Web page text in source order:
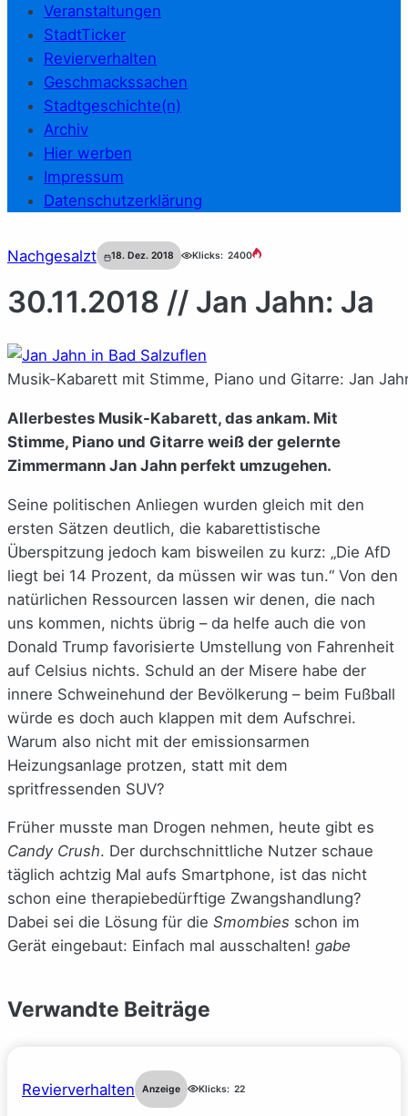
Veranstaltungen
StadtTicker
Revierverhalten
Geschmackssachen
Stadtgeschichte(n)
Archiv
Hier werben
Impressum
Datenschutzerklärung
Nachgesalzt 18. Dez. 2018 Klicks: 2400
30.11.2018 // Jan Jahn: Ja
Musik-Kabarett mit Stimme, Piano und Gitarre: Jan
Allerbestes Musik-Kabarett, das ankam. Mit
Stimme, Piano und Gitarre weiß der gelernte
Zimmermann Jan Jahn perfekt umzugehen.
Seine politischen Anliegen wurden gleich mit den
ersten Sätzen deutlich, die kabarettistische
Überspitzung jedoch kam bisweilen zu kurz: „Die AfD
liegt bei 14 Prozent, da müssen wir was tun.“ Von den
natürlichen Ressourcen lassen wir denen, die nach
uns kommen, nichts übrig – da helfe auch die von
Donald Trump favorisierte Umstellung von Fahrenheit
auf Celsius nichts. Schuld an der Misere habe der
innere Schweinehund der Bevölkerung – beim Fußball
würde es doch auch klappen mit dem Aufschrei.
Warum also nicht mit der emissionsarmen
Heizungsanlage protzen, statt mit dem
spritfressenden SUV?
Früher musste man Drogen nehmen, heute gibt es
Candy Crush. Der durchschnittliche Nutzer schaue
täglich achtzig Mal aufs Smartphone, ist das nicht
schon eine therapiebedürftige Zwangshandlung?
Dabei sei die Lösung für die Smombies schon im
Gerät eingebaut: Einfach mal ausschalten! gabe
Verwandte Beiträge
Revierverhalten Anzeige Klicks: 22